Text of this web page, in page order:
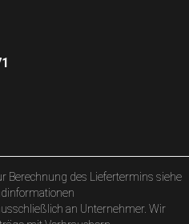
Berechnung des Liefertermins siehe
an Unternehmer. Wir